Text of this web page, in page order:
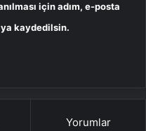
için adım, e-posta
kaydedilsin.
Yorumlar